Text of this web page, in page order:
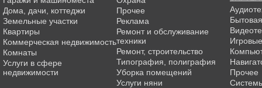
Дома, дачи, коттеджи
Земельные участки
Квартиры
Коммерческая недвижимость
Комнаты
Услуги в сфере
недвижимости
Прочее
Реклама
Ремонт и обслуживание
техники
Ремонт, строительство
Типография, полиграфия
Уборка помещений
Услуги няни
Прочее